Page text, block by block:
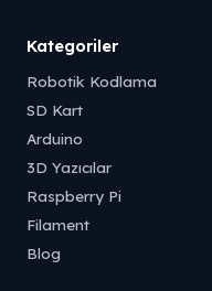
Kategoriler
Robotik Kodlama
SD Kart
Arduino
3D Yazıcılar
Raspberry Pi
Filament
Blog